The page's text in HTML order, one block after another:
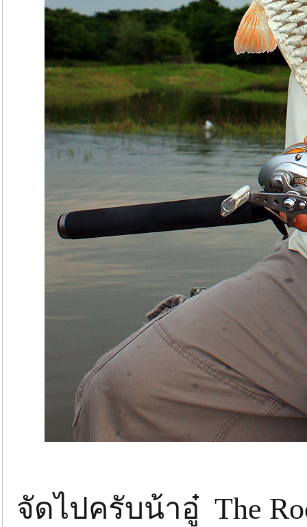
จัดไปครับน้าอู๋ The